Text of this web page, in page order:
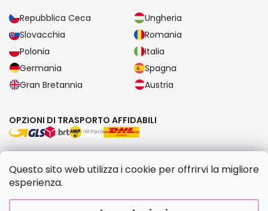
Questo sito web utilizza i cookie per offrirvi la migliore
esperienza.
Repubblica Ceca
Ungheria
Slovacchia
Romania
Polonia
Italia
Germania
Spagna
Gran Bretannia
Austria
OPZIONI DI TRASPORTO AFFIDABILI
Copyright 2026 Dipingilo.it . Tutti i diritti riservati.